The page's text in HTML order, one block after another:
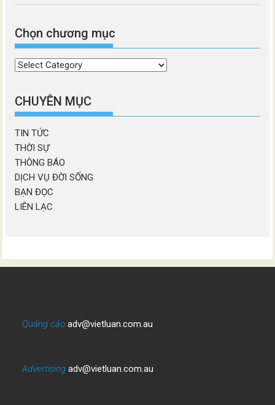
Chọn chương mục
Chọn
mục
CHUYÊN MỤC
TIN TỨC
THỜI SỰ
THÔNG BÁO
DỊCH VỤ ĐỜI SỐNG
BẠN ĐỌC
LIÊN LẠC
Quảng cáo adv@vietluan.com.au
Advertising adv@vietluan.com.au